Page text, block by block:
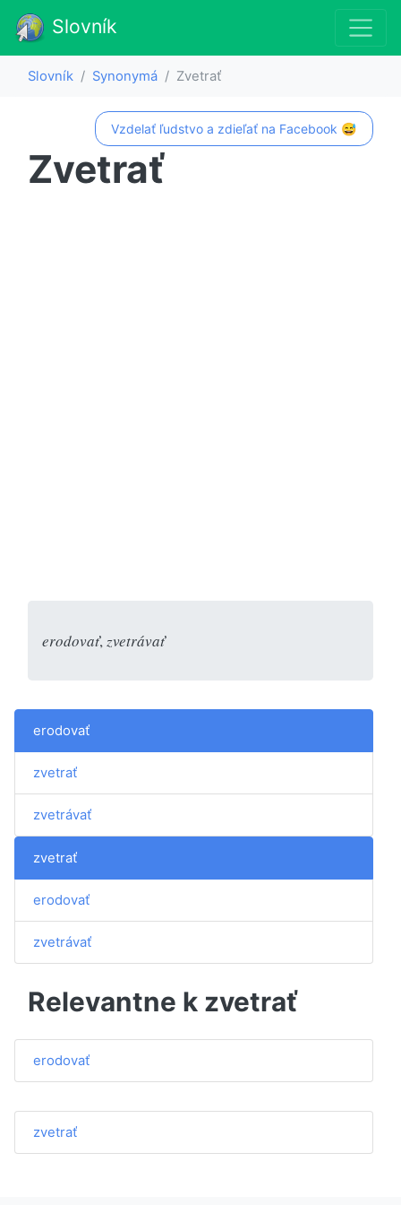
Slovník
Slovník Synonymá Zvetrať
Vzdelať ľudstvo a zdieľať na Facebook 😅
Zvetrať
erodovať, zvetrávať
erodovať
zvetrať
zvetrávať
zvetrať
erodovať
zvetrávať
Relevantne k zvetrať
erodovať
zvetrať